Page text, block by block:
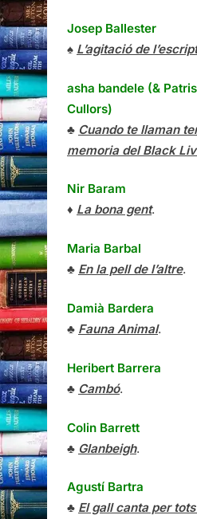
Josep Ballester
♠ L’agitació de
asha bandele (&
Cullors)
♣ Cuando te llaman
memoria del Black
Nir Baram
♦ La bona gent.
Maria Barbal
♣ En la pell de l’altre.
Damià Bardera
♣ Fauna Animal.
Heribert Barrera
♣ Cambó.
Colin Barrett
♣ Glanbeigh.
Agustí Bartra
♣ El gall canta per